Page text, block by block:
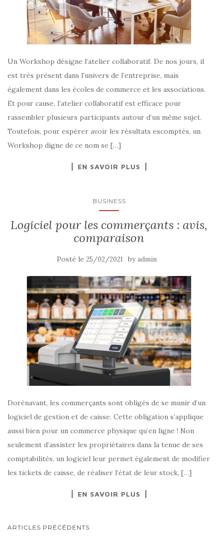
Un Workshop désigne l’atelier collaboratif. De nos jours, il
est très présent dans l’univers de l’entreprise, mais
également dans les écoles de commerce et les associations.
Et pour cause, l’atelier collaboratif est efficace pour
rassembler plusieurs participants autour d’un même sujet.
Toutefois, pour espérer avoir les résultats escomptés, un
Workshop digne de ce nom se […]
EN SAVOIR PLUS
BUSINESS
Logiciel pour les commerçants : avis,
comparaison
Posté le 25/02/2021 byadmin
Dorénavant, les commerçants sont obligés de se munir d’un
logiciel de gestion et de caisse. Cette obligation s’applique
aussi bien pour un commerce physique qu’en ligne ! Non
seulement d’assister les propriétaires dans la tenue de ses
comptabilités, un logiciel leur permet également de modifier
les tickets de caisse, de réaliser l’état de leur stock, […]
EN SAVOIR PLUS
NAVIGATION
ARTICLES PRÉCÉDENTS